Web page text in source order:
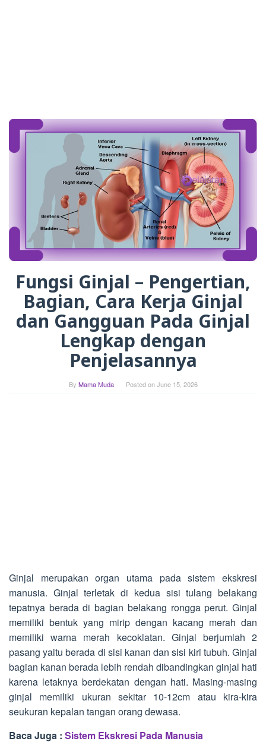
Fungsi Ginjal – Pengertian,
Bagian, Cara Kerja Ginjal
dan Gangguan Pada Ginjal
Lengkap dengan
Penjelasannya
By Mama Muda Posted onJune 15, 2026
Ginjal merupakan organ utama pada sistem ekskresi
manusia. Ginjal terletak di kedua sisi tulang belakang
tepatnya berada di bagian belakang rongga perut. Ginjal
memiliki bentuk yang mirip dengan kacang merah dan
memiliki warna merah kecoklatan. Ginjal berjumlah 2
pasang yaitu berada di sisi kanan dan sisi kiri tubuh. Ginjal
bagian kanan berada lebih rendah dibandingkan ginjal hati
karena letaknya berdekatan dengan hati. Masing-masing
ginjal memiliki ukuran sekitar 10-12cm atau kira-kira
seukuran kepalan tangan orang dewasa.
Baca Juga : Sistem Ekskresi Pada Manusia